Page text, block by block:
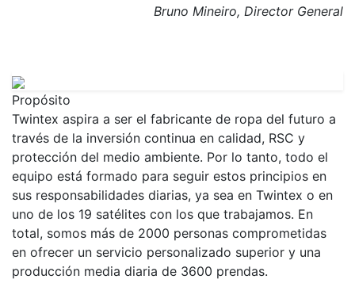
Bruno Mineiro, Director General
Propósito
Twintex aspira a ser el fabricante de ropa del futuro a
través de la inversión continua en calidad, RSC y
protección del medio ambiente. Por lo tanto, todo el
equipo está formado para seguir estos principios en
sus responsabilidades diarias, ya sea en Twintex o en
uno de los 19 satélites con los que trabajamos. En
total, somos más de 2000 personas comprometidas
en ofrecer un servicio personalizado superior y una
producción media diaria de 3600 prendas.